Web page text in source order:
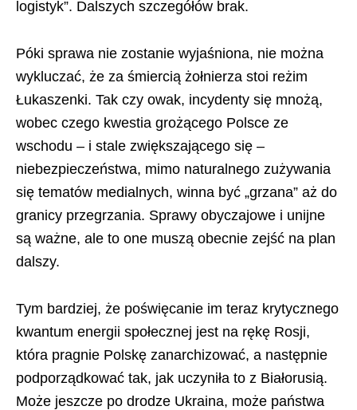
logistyk”. Dalszych szczegółów brak.
Póki sprawa nie zostanie wyjaśniona, nie można
wykluczać, że za śmiercią żołnierza stoi reżim
Łukaszenki. Tak czy owak, incydenty się mnożą,
wobec czego kwestia grożącego Polsce ze
wschodu – i stale zwiększającego się –
niebezpieczeństwa, mimo naturalnego zużywania
się tematów medialnych, winna być „grzana” aż do
granicy przegrzania. Sprawy obyczajowe i unijne
są ważne, ale to one muszą obecnie zejść na plan
dalszy.
Tym bardziej, że poświęcanie im teraz krytycznego
kwantum energii społecznej jest na rękę Rosji,
która pragnie Polskę zanarchizować, a następnie
podporządkować tak, jak uczyniła to z Białorusią.
Może jeszcze po drodze Ukraina, może państwa